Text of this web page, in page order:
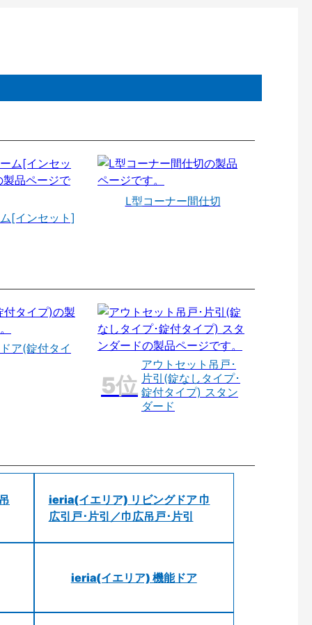
[インセット]
L型コーナー間仕切
ア(錠付タイ
アウトセット吊戸･
片引(錠なしタイプ･
錠付タイプ) スタン
ダード
ieria(イエリア) リビングドア 巾
広引戸･片引／巾広吊戸･片引
ieria(イエリア) 機能ドア